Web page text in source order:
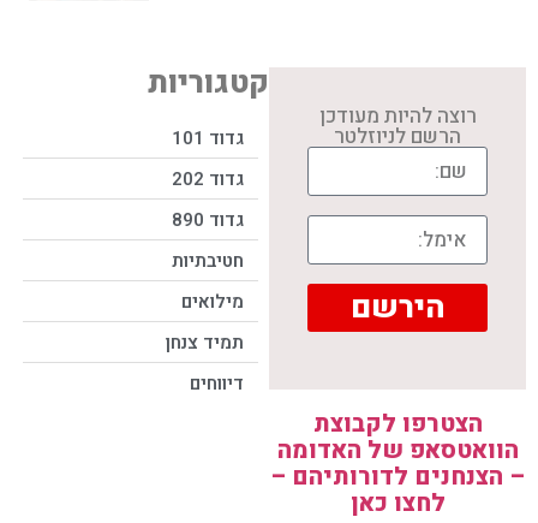
קטגוריות
גדוד 101
גדוד 202
גדוד 890
חטיבתיות
מילואים
תמיד צנחן
דיווחים
רוצה להיות מעודכן
הרשם לניוזלטר
הירשם
הצטרפו לקבוצת
הוואטסאפ של האדומה
– הצנחנים לדורותיהם –
לחצו כאן